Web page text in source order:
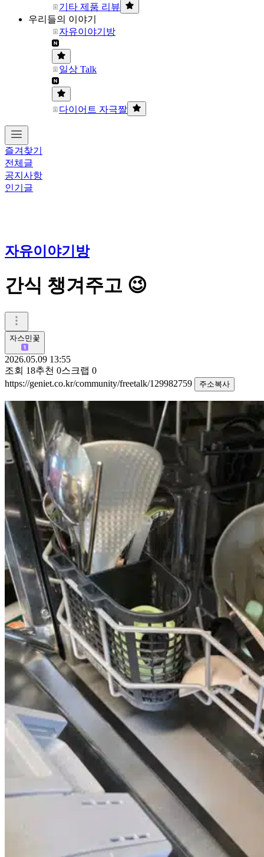
기타 제품 리뷰
우리들의 이야기
자유이야기방
일상 Talk
다이어트 자극짤
즐겨찾기
전체글
공지사항
인기글
자유이야기방
간식 챙겨주고 😉
자스민꽃
2026.05.09 13:55
조회 18추천 0스크랩 0
https://geniet.co.kr/community/freetalk/129982759
주소복사